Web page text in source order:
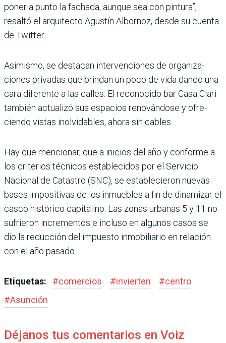
poner a punto la fachada, aunque sea con pintura”,
resaltó el arquitecto Agustín Albornoz, desde su cuenta
de Twitter.
Asimismo, se destacan intervenciones de organiza­
ciones privadas que brindan un poco de vida dando una
cara diferente a las calles. El reconocido bar Casa Clari
también actualizó sus espa­cios renovándose y ofre­
ciendo vistas inolvidables, ahora sin cables.
Hay que mencionar, que a ini­cios del año y conforme a
los criterios técnicos estableci­dos por el Servicio
Nacional de Catastro (SNC), se estable­cieron nuevas
bases impositi­vas de los inmuebles a fin de dinamizar el
casco histórico capitalino. Las zonas urba­nas 5 y 11 no
sufrieron incre­mentos e incluso en algunos casos se
dio la reducción del impuesto inmobiliario en relación
con el año pasado.
Etiquetas: #comercios #invierten #centro
#Asunción
Déjanos tus comentarios en Voiz